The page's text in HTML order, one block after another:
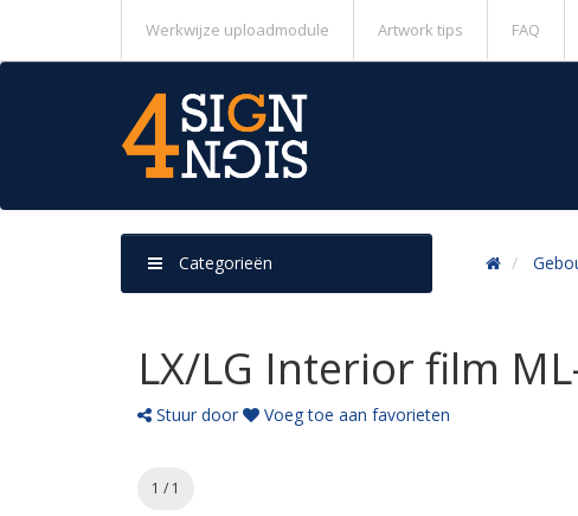
Werkwijze uploadmodule Artwork tips FAQ
Categorieën
LX/LG Interior film
Stuur door Voeg toe aan favorieten
1 / 1